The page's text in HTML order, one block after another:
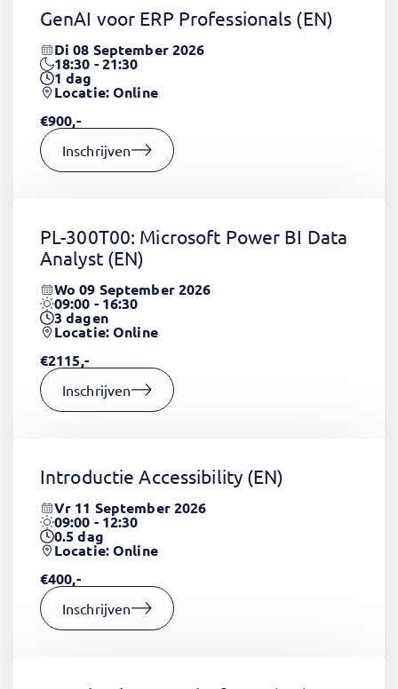
GenAI voor ERP Professionals (EN)
Di 08 September 2026
18:30 - 21:30
1dag
Locatie: Online
€900,-
Inschrijven
PL-300T00: Microsoft Power BI Data
Analyst (EN)
Wo 09 September 2026
09:00 - 16:30
3dagen
Locatie: Online
€2115,-
Inschrijven
Introductie Accessibility (EN)
Vr 11 September 2026
09:00 - 12:30
0.5dag
Locatie: Online
€400,-
Inschrijven